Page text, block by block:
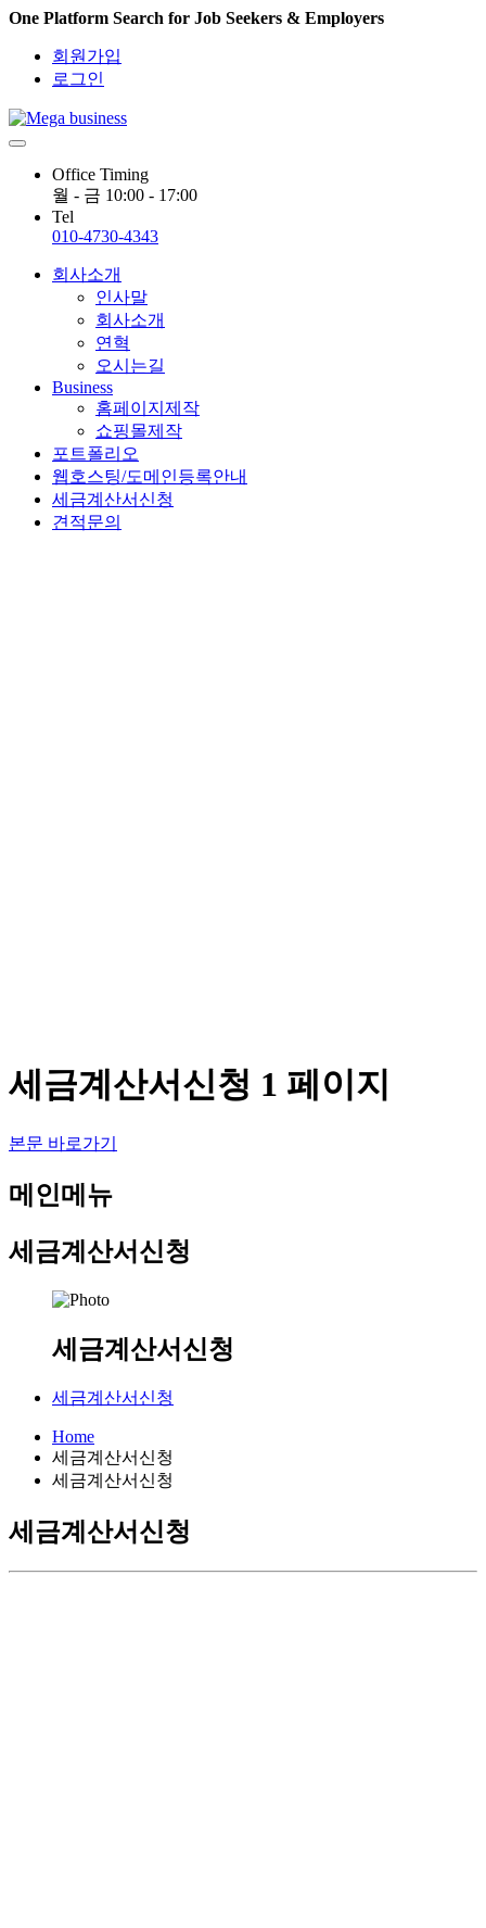
One Platform Search for Job Seekers & Employers
회원가입
로그인
Office Timing
월 - 금 10:00 - 17:00
Tel
010-4730-4343
회사소개
인사말
회사소개
연혁
오시는길
Business
홈페이지제작
쇼핑몰제작
포트폴리오
웹호스팅/도메인등록안내
세금계산서신청
견적문의
세금계산서신청 1 페이지
본문 바로가기
메인메뉴
세금계산서신청
세금계산서신청
세금계산서신청
Home
세금계산서신청
세금계산서신청
세금계산서신청